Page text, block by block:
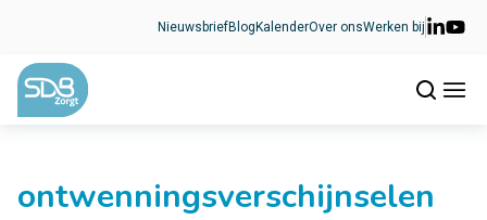
NieuwsbriefBlog KalenderOver onsWerken bij
ontwenningsverschijnselen